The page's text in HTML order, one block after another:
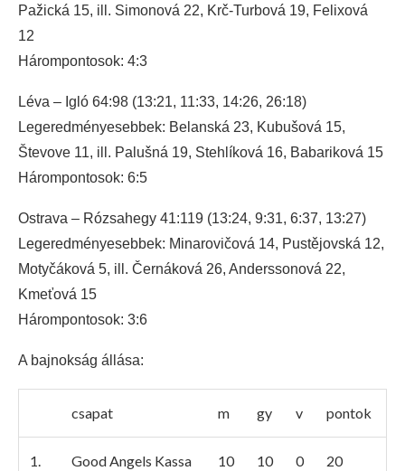
Pažická 15, ill. Simonová 22, Krč-Turbová 19, Felixová
12
Hárompontosok: 4:3
Léva – Igló 64:98 (13:21, 11:33, 14:26, 26:18)
Legeredményesebbek: Belanská 23, Kubušová 15,
Števove 11, ill. Palušná 19, Stehlíková 16, Babariková 15
Hárompontosok: 6:5
Ostrava – Rózsahegy 41:119 (13:24, 9:31, 6:37, 13:27)
Legeredményesebbek: Minarovičová 14, Pustějovská 12,
Motyčáková 5, ill. Černáková 26, Anderssonová 22,
Kmeťová 15
Hárompontosok: 3:6
A bajnokság állása:
csapat m gy v pontok
1. Good Angels Kassa 10 10 0 20